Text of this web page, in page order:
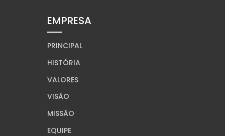
EMPRESA
PRINCIPAL
HISTÓRIA
VALORES
VISÃO
MISSÃO
EQUIPE